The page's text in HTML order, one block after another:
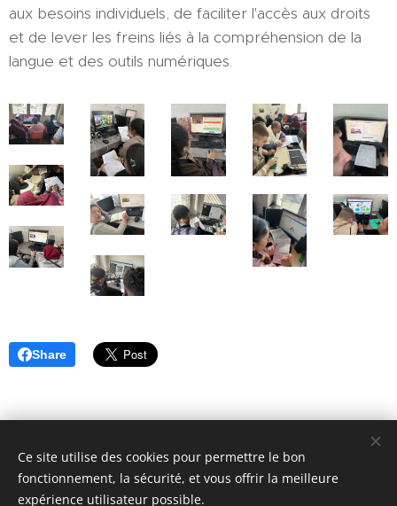
aux besoins individuels, de faciliter l'accès aux droits
et de lever les freins liés à la compréhension de la
langue et des outils numériques.
Share
© 2018 ASAFI : 12 Place du Caquet, 93200 Saint-Denis. Tous
Ce site utilise des cookies pour permettre le bon
fonctionnement, la sécurité, et vous offrir la meilleure
expérience utilisateur possible.